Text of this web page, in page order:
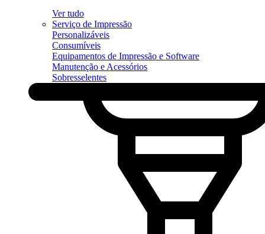
Ver tudo
Serviço de Impressão
Personalizáveis
Consumíveis
Equipamentos de Impressão e Software
Manutenção e Acessórios
Sobresselentes